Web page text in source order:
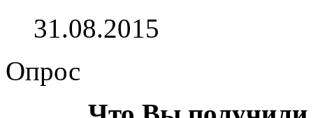
31.08.2015
Опрос